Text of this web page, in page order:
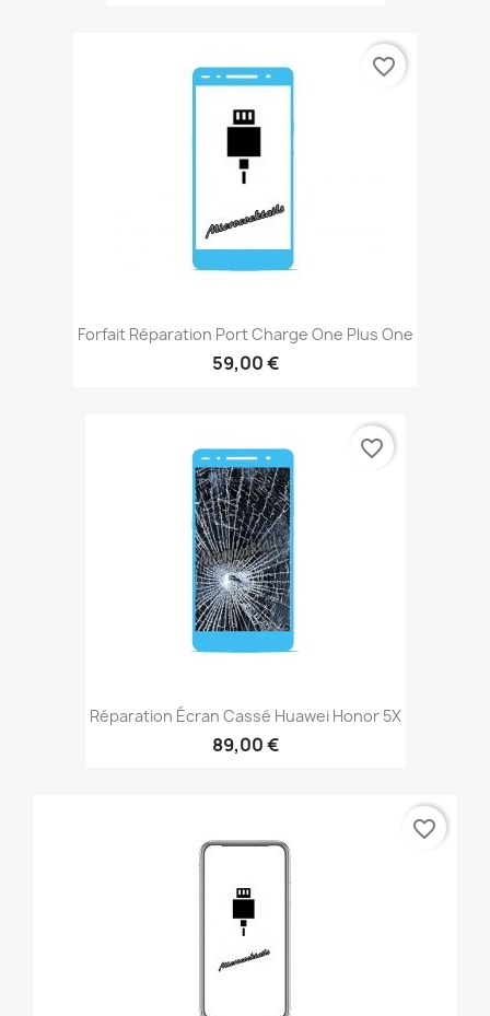
Forfait Réparation Port Charge One Plus One
59,00 €
favorite_border
Réparation Écran Cassé Huawei Honor 5X
89,00 €
favorite_border
favorite_border